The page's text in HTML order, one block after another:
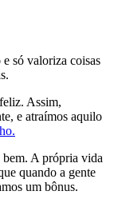
só valoriza coisas
Assim,
e atraímos aquilo
bem. A própria vida
quando a gente
um bônus.